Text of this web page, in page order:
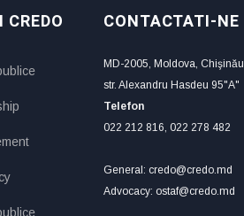
CREDO CONTACTATI-NE
MD-2005, Moldova, Chişinău
str. Alexandru Hasdeu 95"A"
Telefon
022 212 816, 022 278 482
General: credo@credo.md
Advocacy: ostaf@credo.md